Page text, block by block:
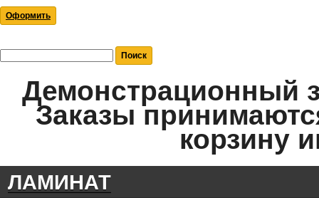
Оформить
Демонстрационный
Заказы
корзину
ЛАМИНАТ